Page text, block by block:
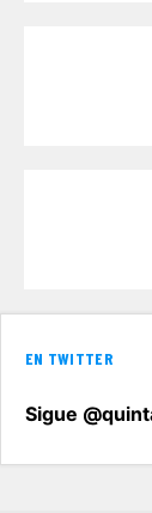
EN TWITTER
Sigue